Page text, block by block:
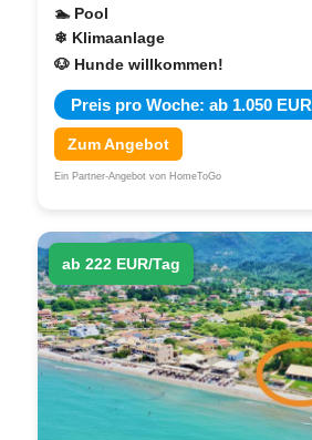
🏊 Pool
❄ Klimaanlage
🐶 Hunde willkommen!
Preis pro Woche: ab 1.050 EUR
Zum Angebot
Ein Partner-Angebot von HomeToGo
ab 222 EUR/Tag